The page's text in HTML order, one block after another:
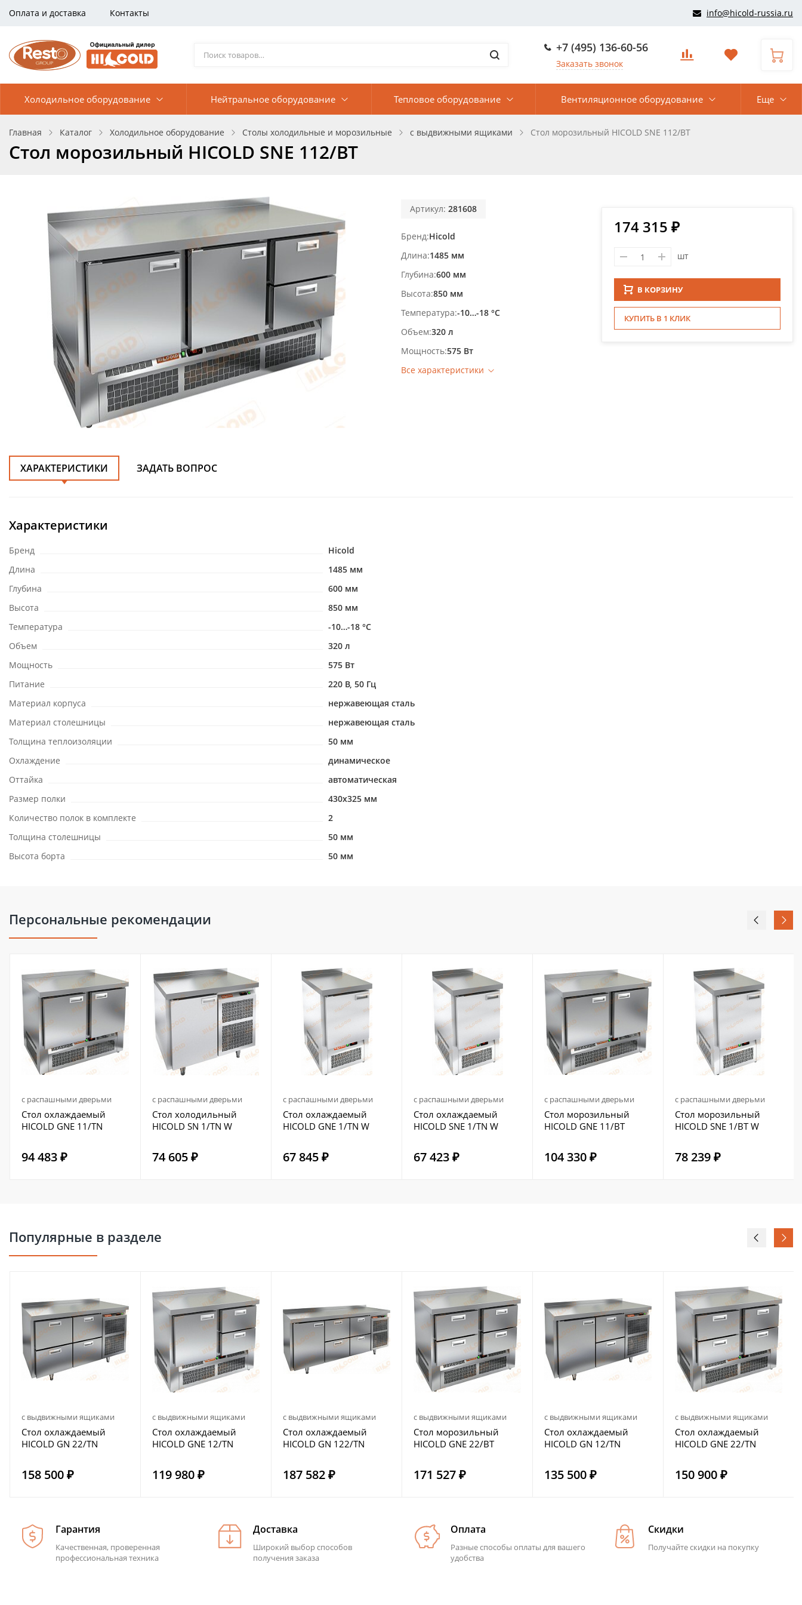
Оплата и доставка Контакты info@hicold-russia.ru
+7 (495) 136-60-56
Заказать звонок
Холодильное оборудование Нейтральное оборудование Тепловое оборудование Вентиляционное оборудование Еще
Главная Каталог Холодильное оборудование Столы холодильные и морозильные с выдвижными ящиками Стол морозильный HICOLD SNE 112/BT
Стол морозильный HICOLD SNE 112/BT
Артикул: 281608
Бренд Hicold
Длина 1485 мм
Глубина 600 мм
Высота 850 мм
Температура -10…-18 °С
Объем 320 л
Мощность 575 Вт
Все характеристики
174 315 ₽
шт
В КОРЗИНУ
КУПИТЬ В 1 КЛИК
ХАРАКТЕРИСТИКИ ЗАДАТЬ ВОПРОС
Характеристики
Бренд
Hicold
Длина
1485 мм
Глубина
600 мм
Высота
850 мм
Температура
-10…-18 °С
Объем
320 л
Мощность
575 Вт
Питание
220 В, 50 Гц
Материал корпуса
нержавеющая сталь
Материал столешницы
нержавеющая сталь
Толщина теплоизоляции
50 мм
Охлаждение
динамическое
Оттайка
автоматическая
Размер полки
430х325 мм
Количество полок в комплекте
2
Толщина столешницы
50 мм
Высота борта
50 мм
Персональные рекомендации
с распашными дверьми
Стол охлаждаемый
HICOLD GNE 11/TN
94 483 ₽
с распашными дверьми
Стол холодильный
HICOLD SN 1/TN W
74 605 ₽
с распашными дверьми
Стол охлаждаемый
HICOLD GNE 1/TN W
67 845 ₽
с распашными дверьми
Стол охлаждаемый
HICOLD SNE 1/TN W
67 423 ₽
с распашными дверьми
Стол морозильный
HICOLD GNE 11/BT
104 330 ₽
с распашными дверьми
Стол морозильный
HICOLD SNE 1/BT W
78 239 ₽
Популярные в разделе
с выдвижными ящиками
Стол охлаждаемый
HICOLD GN 22/TN
158 500 ₽
с выдвижными ящиками
Стол охлаждаемый
HICOLD GNE 12/TN
119 980 ₽
с выдвижными ящиками
Стол охлаждаемый
HICOLD GN 122/TN
187 582 ₽
с выдвижными ящиками
Стол морозильный
HICOLD GNE 22/BT
171 527 ₽
с выдвижными ящиками
Стол охлаждаемый
HICOLD GN 12/TN
135 500 ₽
с выдвижными ящиками
Стол охлаждаемый
HICOLD GNE 22/TN
150 900 ₽
Гарантия
Качественная, проверенная
профессиональная техника
Доставка
Широкий выбор способов
получения заказа
Оплата
Разные способы оплаты для вашего
удобства
Скидки
Получайте скидки на покупку